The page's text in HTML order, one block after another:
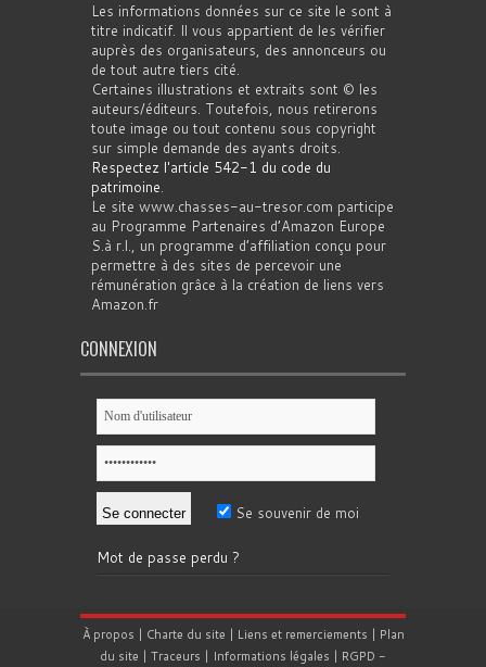
Les informations données sur ce site le sont à
titre indicatif. Il vous appartient de les vérifier
auprès des organisateurs, des annonceurs ou
de tout autre tiers cité.
Certaines illustrations et extraits sont © les
auteurs/éditeurs. Toutefois, nous retirerons
toute image ou tout contenu sous copyright
sur simple demande des ayants droits.
Respectez l'article 542-1 du code du
patrimoine.
Le site www.chasses-au-tresor.com participe
au Programme Partenaires d’Amazon Europe
S.à r.l., un programme d’affiliation conçu pour
permettre à des sites de percevoir une
rémunération grâce à la création de liens vers
Amazon.fr
CONNEXION
Se souvenir de moi
Mot de passe perdu ?
À propos | Charte du site | Liens et remerciements | Plan
du site | Traceurs | Informations légales | RGPD -